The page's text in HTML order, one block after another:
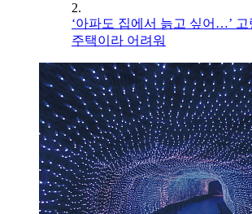
2.
‘아파도 집에서 늙고 싶어…’ 고
주택이라 어려워